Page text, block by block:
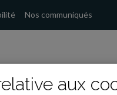
Nos communiqués
aux